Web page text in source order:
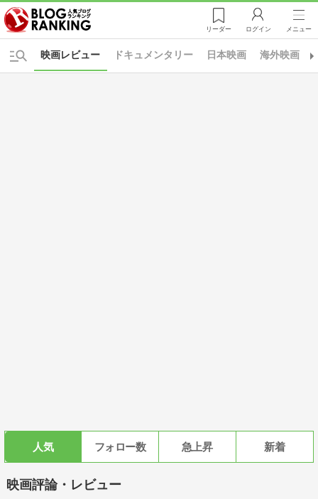
リーダー ログイン メニュー
ドキュメンタリー 日本映画
映画レビュー 海外映画
人気 フォロー数 急上昇 新着
映画評論・レビュー